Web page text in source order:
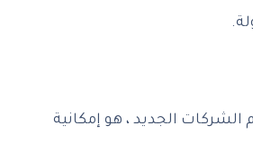
الجديد ، هو إمكانية